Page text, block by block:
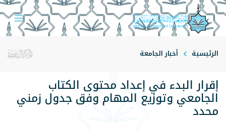
الرئيسية أخبار الجامعة
إقرار البدء في إعداد محتوى الكتاب
الجامعي وتوزيع المهام وفق جدول زمني
محدد